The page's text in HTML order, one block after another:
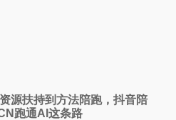
源扶持到方法陪跑，抖音陪
跑通AI这条路